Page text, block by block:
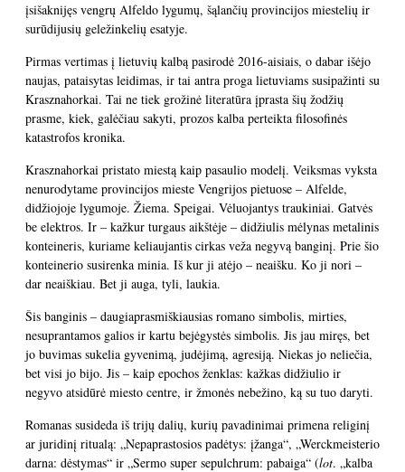
įsišaknijęs vengrų Alfeldo lygumų, šąlančių provincijos miestelių ir
surūdijusių geležinkelių esatyje.
Pirmas vertimas į lietuvių kalbą pasirodė 2016-aisiais, o dabar išėjo
naujas, pataisytas leidimas, ir tai antra proga lietuviams susipažinti su
Krasznahorkai. Tai ne tiek grožinė literatūra įprasta šių žodžių
prasme, kiek, galėčiau sakyti, prozos kalba perteikta filosofinės
katastrofos kronika.
Krasznahorkai pristato miestą kaip pasaulio modelį. Veiksmas vyksta
nenurodytame provincijos mieste Vengrijos pietuose – Alfelde,
didžiojoje lygumoje. Žiema. Speigai. Vėluojantys traukiniai. Gatvės
be elektros. Ir – kažkur turgaus aikštėje – didžiulis mėlynas metalinis
konteineris, kuriame keliaujantis cirkas veža negyvą banginį. Prie šio
konteinerio susirenka minia. Iš kur ji atėjo – neaišku. Ko ji nori –
dar neaiškiau. Bet ji auga, tyli, laukia.
Šis banginis – daugiaprasmiškiausias romano simbolis, mirties,
nesuprantamos galios ir kartu bejėgystės simbolis. Jis jau miręs, bet
jo buvimas sukelia gyvenimą, judėjimą, agresiją. Niekas jo neliečia,
bet visi jo bijo. Jis – kaip epochos ženklas: kažkas didžiulio ir
negyvo atsidūrė miesto centre, ir žmonės nebežino, ką su tuo daryti.
Romanas susideda iš trijų dalių, kurių pavadinimai primena religinį
ar juridinį ritualą: „Nepaprastosios padėtys: įžanga“, „Werckmeisterio
darna: dėstymas“ ir „Sermo super sepulchrum: pabaiga“ (lot. „kalba